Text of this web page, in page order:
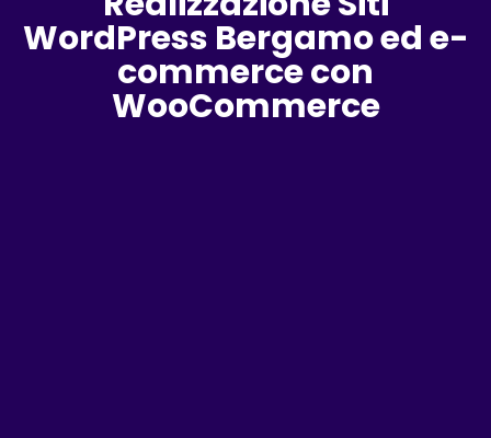
WordPress Bergamo ed e-
commerce con
WooCommerce